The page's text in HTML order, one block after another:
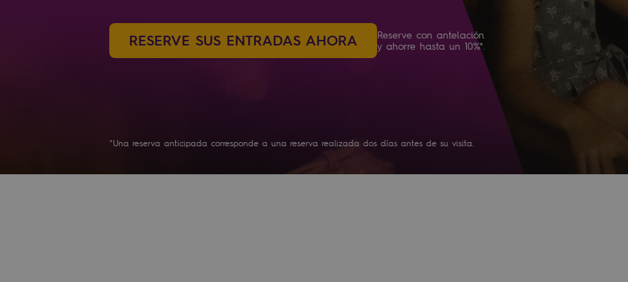
RESERVE SUS ENTRADAS AHORA
Reserve con antelación
y ahorre hasta un 10%*.
*Una reserva anticipada corresponde a una reserva realizada dos días antes de su visita.